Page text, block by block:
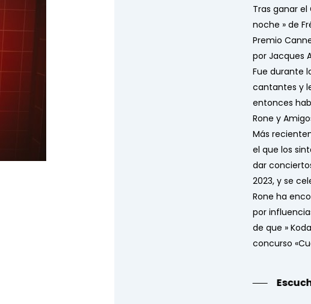
Tras ganar el
noche » de
Premio
por Jacques
Fue durante
cantantes y
entonces
Rone y
Más
el que los
dar
2023, y se
Rone ha
por
de que »
concurso